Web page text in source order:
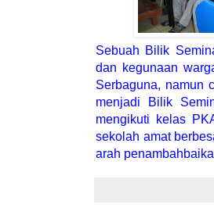
Sebuah Bilik
dan kegunaan
Serbaguna, namun
menjadi Bilik
mengikuti kelas
sekolah amat
arah